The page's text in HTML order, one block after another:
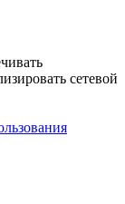
сетевой